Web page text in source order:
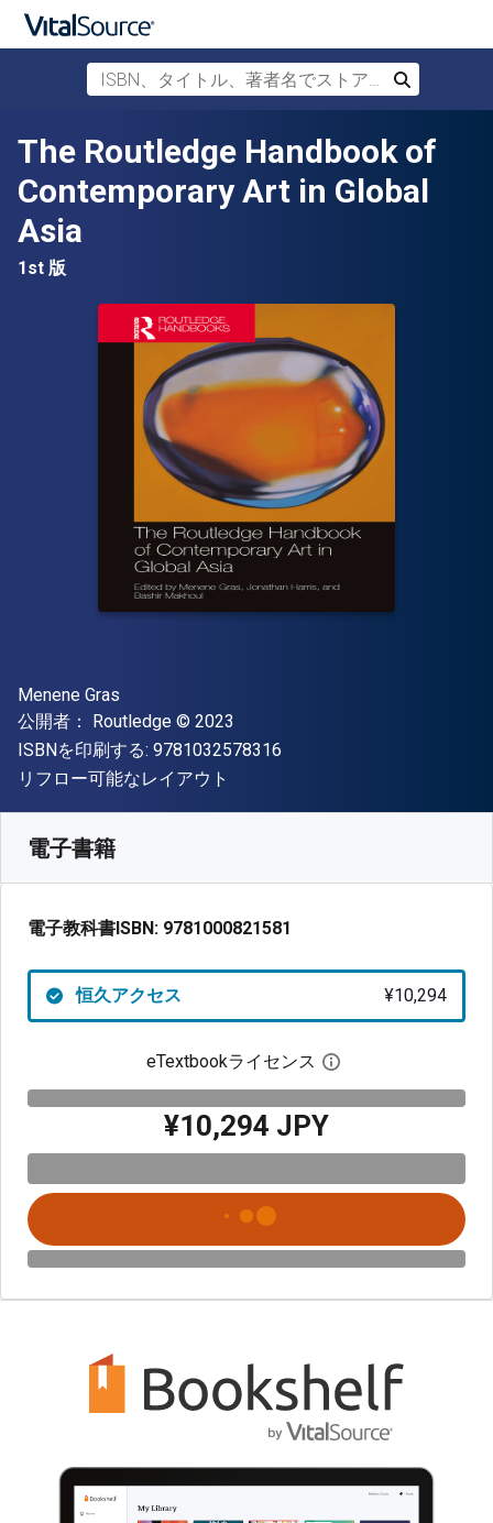
メインコンテンツへスキップ
ISBN、タイトル、著者名でストアを検索
検索
The Routledge Handbook of
Contemporary Art in Global
Asia
1st 版
著者
Menene Gras
出版社
公開者： Routledge 著作権
© 2023
ISBNを印刷する: 9781032578316
形式
リフロー可能なレイアウト
電子書籍
電子教科書ISBN: 9781000821581
恒久アクセス ¥10,294
eTextbookライセンス デジタルライセン
¥10,294 JPY